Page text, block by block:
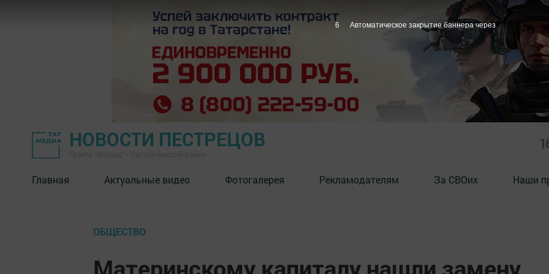
НОВОСТИ ПЕСТРЕЦОВ
Главная Актуальные видео Фотогалерея Рекламодателям За СВОих Наши
ОБЩЕСТВО
Материнскому капиталу нашли замену
5 Автоматическое закрытие баннера через